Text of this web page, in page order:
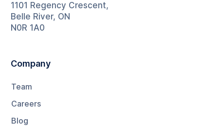
1101 Regency Crescent,
Belle River, ON
N0R 1A0
Company
Team
Careers
Blog